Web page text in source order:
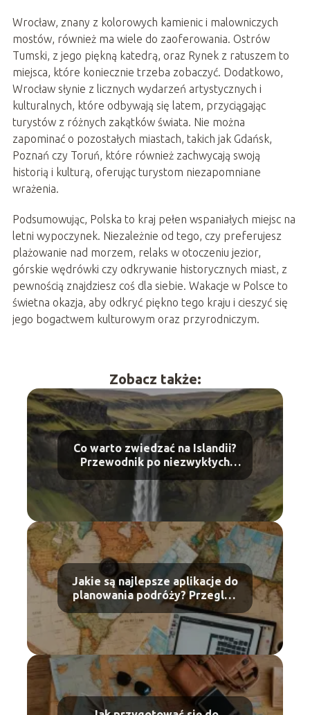
Wrocław, znany z kolorowych kamienic i malowniczych
mostów, również ma wiele do zaoferowania. Ostrów
Tumski, z jego piękną katedrą, oraz Rynek z ratuszem to
miejsca, które koniecznie trzeba zobaczyć. Dodatkowo,
Wrocław słynie z licznych wydarzeń artystycznych i
kulturalnych, które odbywają się latem, przyciągając
turystów z różnych zakątków świata. Nie można
zapominać o pozostałych miastach, takich jak Gdańsk,
Poznań czy Toruń, które również zachwycają swoją
historią i kulturą, oferując turystom niezapomniane
wrażenia.
Podsumowując, Polska to kraj pełen wspaniałych miejsc na
letni wypoczynek. Niezależnie od tego, czy preferujesz
plażowanie nad morzem, relaks w otoczeniu jezior,
górskie wędrówki czy odkrywanie historycznych miast, z
pewnością znajdziesz coś dla siebie. Wakacje w Polsce to
świetna okazja, aby odkryć piękno tego kraju i cieszyć się
jego bogactwem kulturowym oraz przyrodniczym.
Zobacz także:
Co warto zwiedzać na Islandii?
Przewodnik po niezwykłych
Jakie są najlepsze aplikacje do
planowania podróży? Przegląd
narzędzi dla podróżników